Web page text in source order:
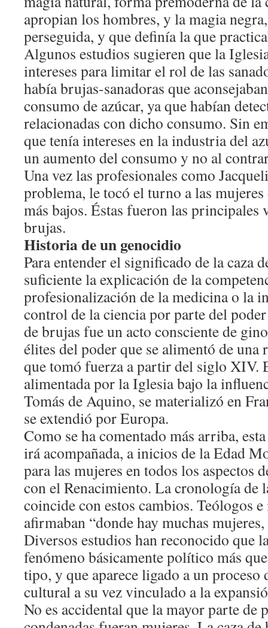
apropian los hombres, y la magia
perseguida, y que definía la que
Algunos estudios sugieren que la
intereses para limitar el rol de las
había brujas-sanadoras que
consumo de azúcar, ya que habían
relacionadas con dicho consumo. Sin
que tenía intereses en la industria del
un aumento del consumo y no al
Una vez las profesionales como
problema, le tocó el turno a las mujeres
más bajos. Éstas fueron las principales
brujas.
Historia de un genocidio
Para entender el significado de la caza
suficiente la explicación de la
profesionalización de la medicina o la
control de la ciencia por parte del
de brujas fue un acto consciente de
élites del poder que se alimentó de una
que tomó fuerza a partir del siglo XIV.
alimentada por la Iglesia bajo la
Tomás de Aquino, se materializó en
se extendió por Europa.
Como se ha comentado más arriba,
irá acompañada, a inicios de la Edad
para las mujeres en todos los aspectos
con el Renacimiento. La cronología de
coincide con estos cambios. Teólogos
afirmaban “donde hay muchas
Diversos estudios han reconocido que
fenómeno básicamente político más
tipo, y que aparece ligado a un proceso
cultural a su vez vinculado a la
No es accidental que la mayor parte de